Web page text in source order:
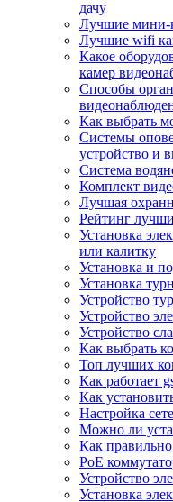
дачу
Лучшие мини-
Лучшие wifi
Какое
камер
Способы
Как выбрать
Системы
устройство и
Система
Комплект
Лучшая
Рейтинг
Установка
или калитку
Установка и
Установка
Устройство
Устройство
Устройство
Как выбрать
Топ лучших
Как работает
Как
Настройка
Можно ли
Как
PoE
Устройство
Установка